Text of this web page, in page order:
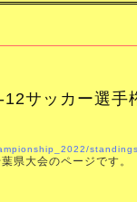
サッカー選手
県大会のページです。